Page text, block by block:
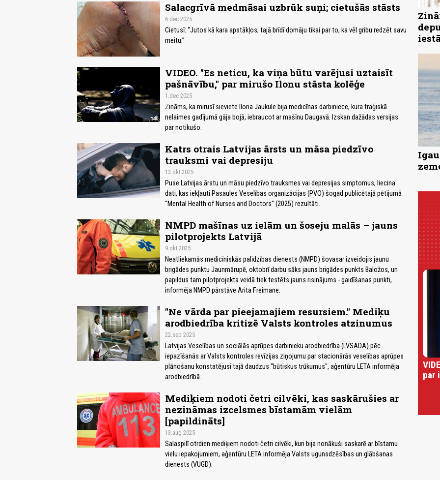
Salacgrīvā medmāsai uzbrūk suņi; cietušās stāsts
6.dec 2025
Cietusī: “Jutos kā kara apstākļos; tajā brīdī domāju tikai par to, ka vēl gribu redzēt savu
meitu.”
VIDEO. "Es neticu, ka viņa būtu varējusi uztaisīt
pašnāvību," par mirušo Ilonu stāsta kolēģe
1.dec 2025
Zināms, ka mirusī sieviete Ilona Jaukule bija medicīnas darbiniece, kura traģiskā
nelaimes gadījumā gāja bojā, iebraucot ar mašīnu Daugavā. Izskan dažādas versijas
par notikušo.
Katrs otrais Latvijas ārsts un māsa piedzīvo
trauksmi vai depresiju
13.okt 2025
Puse Latvijas ārstu un māsu piedzīvo trauksmes vai depresijas simptomus, liecina
dati, kas iekļauti Pasaules Veselības organizācijas (PVO) šogad publicētajā pētījumā
"Mental Health of Nurses and Doctors" (2025) rezultāti.
NMPD mašīnas uz ielām un šoseju malās – jauns
pilotprojekts Latvijā
9.okt 2025
Neatliekamās medicīniskās palīdzības dienests (NMPD) šovasar izveidojis jaunu
brigādes punktu Jaunmārupē, oktobrī darbu sāks jauns brigādes punkts Baložos, un
papildus tam pilotprojekta veidā tiek testēts jauns risinājums - gaidīšanas punkti,
informēja NMPD pārstāve Arita Freimane.
"Ne vārda par pieejamajiem resursiem." Mediķu
arodbiedrība kritizē Valsts kontroles atzinumus
22.sep 2025
Latvijas Veselības un sociālās aprūpes darbinieku arodbiedrība (LVSADA) pēc
iepazīšanās ar Valsts kontroles revīzijas ziņojumu par stacionārās veselības aprūpes
plānošanu konstatējusi tajā daudzus "būtiskus trūkumus", aģentūru LETA informēja
arodbiedrībā.
Mediķiem nodoti četri cilvēki, kas saskārušies ar
nezināmas izcelsmes bīstamām vielām
[papildināts]
13.aug 2025
Salaspilī otrdien mediķiem nodoti četri cilvēki, kuri bija nonākuši saskarē ar bīstamu
vielu iepakojumiem, aģentūru LETA informēja Valsts ugunsdzēsības un glābšanas
dienests (VUGD).
par